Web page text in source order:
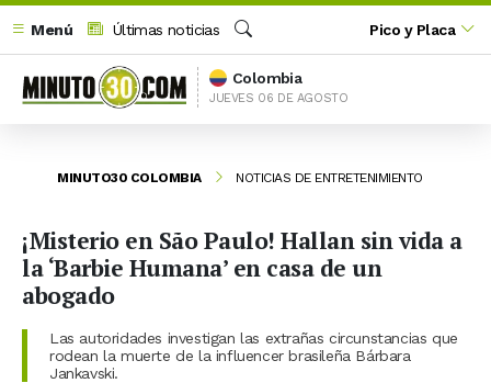
Menú
Últimas noticias
Buscar
Pico y Placa
Colombia
JUEVES 06 DE AGOSTO
MINUTO30 COLOMBIA NOTICIAS DE ENTRETENIMIENTO
¡Misterio en São Paulo! Hallan sin vida a
la ‘Barbie Humana’ en casa de un
abogado
Las autoridades investigan las extrañas circunstancias que
rodean la muerte de la influencer brasileña Bárbara
Jankavski.